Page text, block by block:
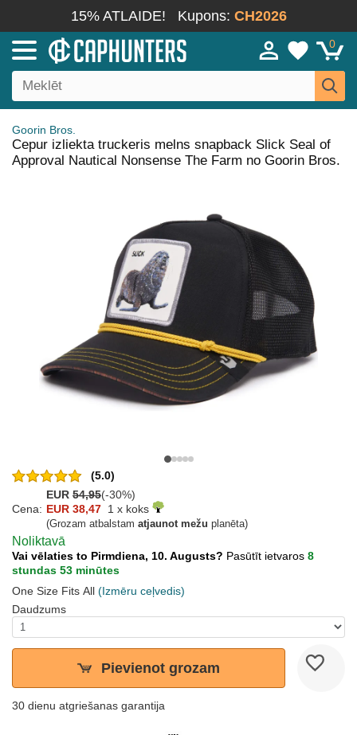
15% ATLAIDE! Kupons: CH2026
0
Goorin Bros.
Cepur izliekta truckeris melns snapback Slick Seal of
Approval Nautical Nonsense The Farm no Goorin Bros.
(5.0)
EUR 54,95(-30%)
Cena: EUR 38,47 1 x koks
(Grozam atbalstam atjaunot mežu planēta)
Noliktavā
Vai vēlaties to Pirmdiena, 10. Augusts? Pasūtīt ietvaros 8
stundas 53 minūtes
One Size Fits All (Izmēru ceļvedis)
Daudzums
Pievienot grozam
30 dienu atgriešanas garantija